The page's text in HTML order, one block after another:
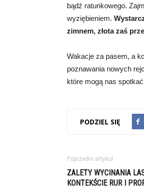
bądź ratunkowego.
wyziębieniem.
zimnem, złota zaś
Wakacje za pasem, a
poznawania nowych
które mogą nas
PODZIEL SIĘ
Poprzedni artykuł
ZALETY WYCINANIA
KONTEKŚCIE RUR I